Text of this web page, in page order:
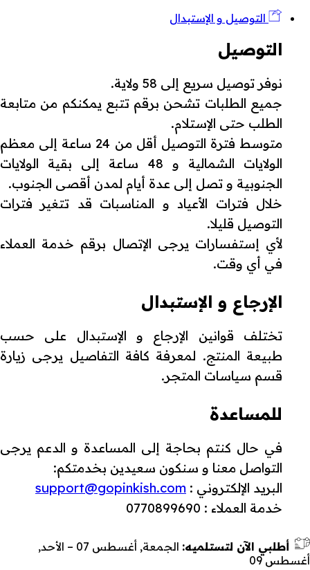
التوصيل و الإستبدال
التوصيل
نوفر توصيل سريع إلى 58 ولاية.
جميع الطلبات تشحن برقم تتبع يمكنكم من متابعة
الطلب حتى الإستلام.
متوسط فترة التوصيل أقل من 24 ساعة إلى معظم
الولايات الشمالية و 48 ساعة إلى بقية الولايات
الجنوبية و تصل إلى عدة أيام لمدن أقصى الجنوب.
خلال فترات الأعياد و المناسبات قد تتغير فترات
التوصيل قليلا.
لأي إستفسارات يرجى الإتصال برقم خدمة العملاء
في أي وقت.
الإرجاع و الإستبدال
تختلف قوانين الإرجاع و الإستبدال على حسب
طبيعة المنتج. لمعرفة كافة التفاصيل يرجى زيارة
قسم سياسات المتجر.
للمساعدة
في حال كنتم بحاجة إلى المساعدة و الدعم يرجى
التواصل معنا و سنكون سعيدين بخدمتكم:
البريد الإلكتروني : support@gopinkish.com
خدمة العملاء : 0770899690
أطلبي الآن لتستلميه:
الجمعة, أغسطس 07 – الأحد,
أغسطس 09